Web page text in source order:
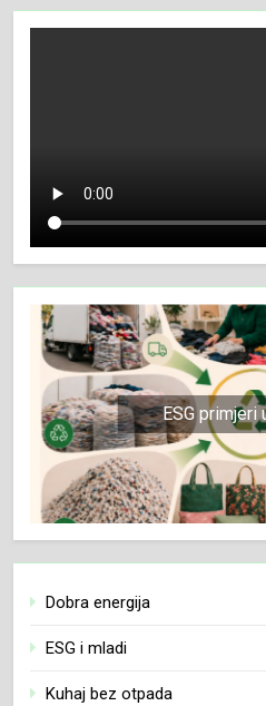
ESG primjeri
Dobra energija
ESG i mladi
Kuhaj bez otpada